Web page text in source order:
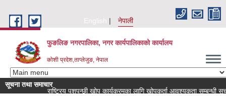
English
नेपाली
फुङलिङ नगरपालिका, नगर कार्यपालिकाको कार्यालय
कोशी प्रदेश,ताप्लेजुङ, नेपाल
सूचना तथा समाचार
राष्ट्रिय पशुपन्छी खोप कार्यक्रमका लागि खोपकर्ता आवश्यकता सम्बन्धी सूचना!